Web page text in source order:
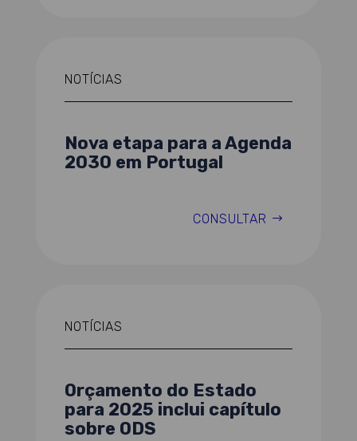
NOTÍCIAS
Nova etapa para a Agenda
2030 em Portugal
CONSULTAR
NOTÍCIAS
Orçamento do Estado
para 2025 inclui capítulo
sobre ODS